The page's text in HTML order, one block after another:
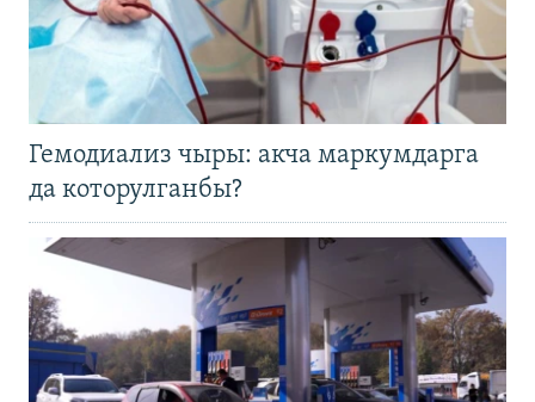
Гемодиализ чыры: акча маркумдарга
да которулганбы?